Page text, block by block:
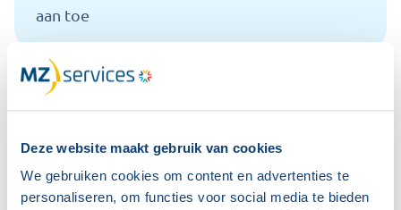
Deze website maakt gebruik van cookies
We gebruiken cookies om content en advertenties te
personaliseren, om functies voor social media te bieden
aan toe
Besteed aandacht aan de
vormgeving
Wat lees je liever: een boekwerk vol notulen in een
klein lettertype of een vrolijk opgemaakt